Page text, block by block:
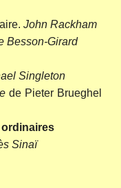
John Rackham
Besson-Girard
Singleton
de Pieter Brueghel
Sinaï